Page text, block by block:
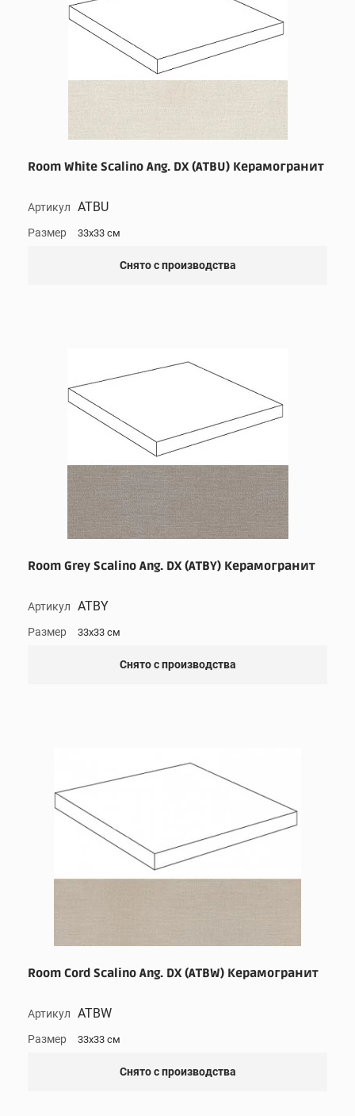
Room White Scalino Ang. DX (ATBU) Керамогранит
Артикул ATBU
Размер 33x33 см
Снято с производства
Room Grey Scalino Ang. DX (ATBY) Керамогранит
Артикул ATBY
Размер 33x33 см
Снято с производства
Room Cord Scalino Ang. DX (ATBW) Керамогранит
Артикул ATBW
Размер 33x33 см
Снято с производства